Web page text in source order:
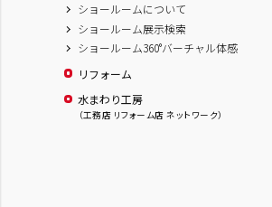
ショールームについて
ショールーム展示検索
ショールーム360°バーチャル体感
リフォーム
水まわり工房
（工務店 リフォーム店 ネットワーク）